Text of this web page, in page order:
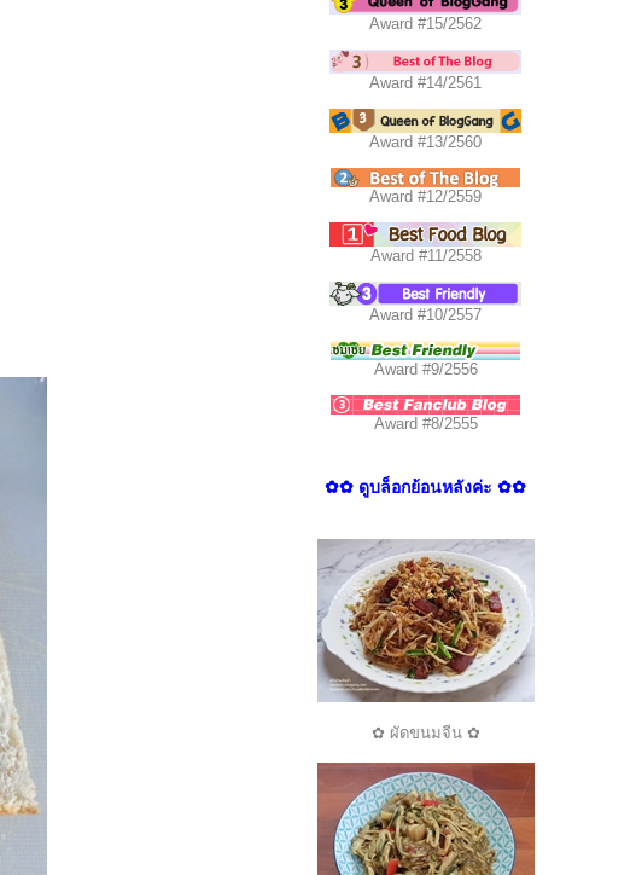
Award #15/2562
Award #14/2561
Award #13/2560
Award #12/2559
Award #11/2558
Award #10/2557
Award #9/2556
Award #8/2555
✿✿ ดูบล็อกย้อนหลังค่ะ ✿✿
✿ ผัดขนมจีน ✿